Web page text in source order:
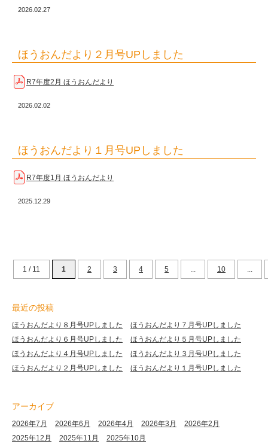
2026.02.27
ほうおんだより２月号UPしました
R7年度2月 ほうおんだより
2026.02.02
ほうおんだより１月号UPしました
R7年度1月 ほうおんだより
2025.12.29
1 / 11 1 2 3 4 5 ... 10 ...
最近の投稿
ほうおんだより８月号UPしました
ほうおんだより７月号UPしました
ほうおんだより６月号UPしました
ほうおんだより５月号UPしました
ほうおんだより４月号UPしました
ほうおんだより３月号UPしました
ほうおんだより２月号UPしました
ほうおんだより１月号UPしました
アーカイブ
2026年7月 2026年6月 2026年4月 2026年3月
2026年2月
2025年12月
2025年11月 2025年10月